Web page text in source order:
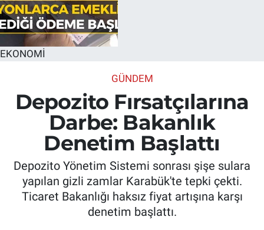
EKONOMİ
GÜNDEM
Depozito Fırsatçılarına
Darbe: Bakanlık
Denetim Başlattı
Depozito Yönetim Sistemi sonrası şişe sulara
yapılan gizli zamlar Karabük'te tepki çekti.
Ticaret Bakanlığı haksız fiyat artışına karşı
denetim başlattı.